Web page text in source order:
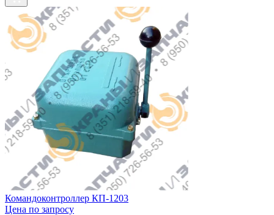
Командоконтроллер КП-1203
Цена по запросу